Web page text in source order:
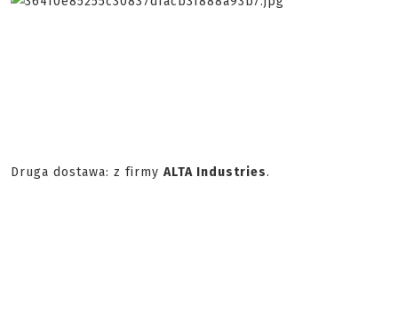
Druga dostawa: z firmy ALTA Industries.